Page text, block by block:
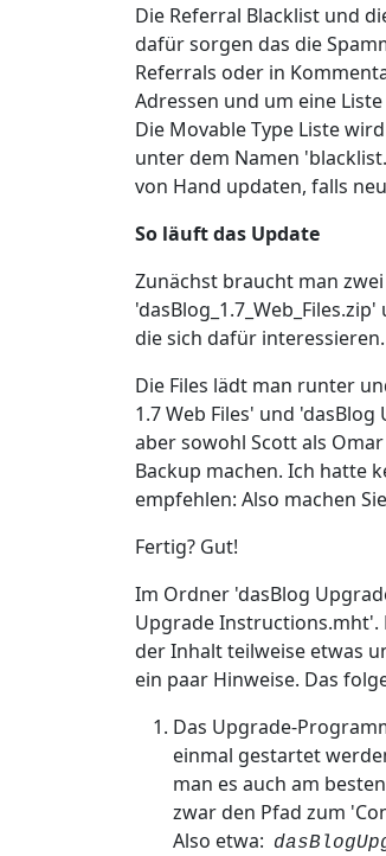
Die Referral Blacklist und
dafür sorgen das die
Referrals oder in
Adressen und um eine
Die Movable Type Liste wird
unter dem Namen
von Hand updaten, falls
So läuft das Update
Zunächst braucht man
die sich dafür
Die Files lädt man runter
1.7 Web Files' und
aber sowohl Scott als
Backup machen. Ich hatte
empfehlen: Also machen
Fertig? Gut!
Im Ordner 'dasBlog
Upgrade Instructions.mht'.
der Inhalt teilweise etwas
ein paar Hinweise. Das
Das Upgrade-
einmal gestartet
man es auch am
zwar den Pfad zum
Also etwa: